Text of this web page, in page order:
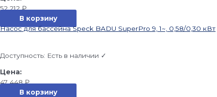
52 212₽
В корзину
Насос для бассейна Speck BADU SuperPro 9, 1~, 0,58/0,30 кВт
Доступность: Есть в наличии ✓
47 448₽
В корзину